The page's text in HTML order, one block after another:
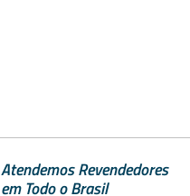
Atendemos Revendedores
em Todo o Brasil